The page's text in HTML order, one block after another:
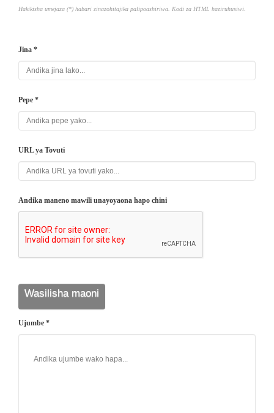
Hakikisha umejaza (*) habari zinazohitajika palipoashiriwa. Kodi za HTML haziruhusiwi.
Jina *
Pepe *
URL ya Tovuti
Andika maneno mawili unayoyaona hapo chini
Ujumbe *